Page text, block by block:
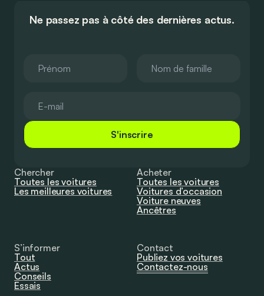
Ne passez pas à côté des dernières actus.
S'inscrire
Chercher
Toutes les voitures
Les meilleures voitures
Acheter
Toutes les voitures
Voitures d’occasion
Voiture neuves
Ancêtres
S’informer
Tout
Actus
Conseils
Essais
Contact
Publiez vos voitures
Contactez-nous